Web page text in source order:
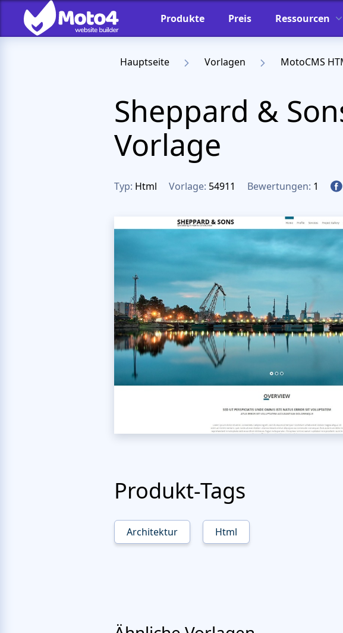
Produkte Preis Ressourcen
Hauptseite Vorlagen MotoCMS
Sheppard &
Vorlage
Typ: Html Vorlage: 54911 Bewertungen: 1
Produkt-Tags
Architektur Html